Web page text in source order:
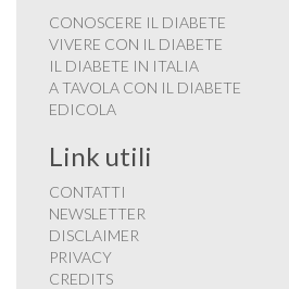
CONOSCERE IL DIABETE
VIVERE CON IL DIABETE
IL DIABETE IN ITALIA
A TAVOLA CON IL DIABETE
EDICOLA
Link utili
CONTATTI
NEWSLETTER
DISCLAIMER
PRIVACY
CREDITS